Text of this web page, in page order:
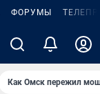
ФОРУМЫ
Как Омск пережил